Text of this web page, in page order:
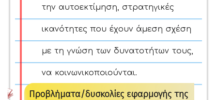
την αυτοεκτίμηση, στρατηγικές
ικανότητες που έχουν άμεση σχέση
με τη γνώση των δυνατοτήτων τους,
να κοινωνικοποιούνται.
Προβλήματα/δυσκολίες εφαρμογής της